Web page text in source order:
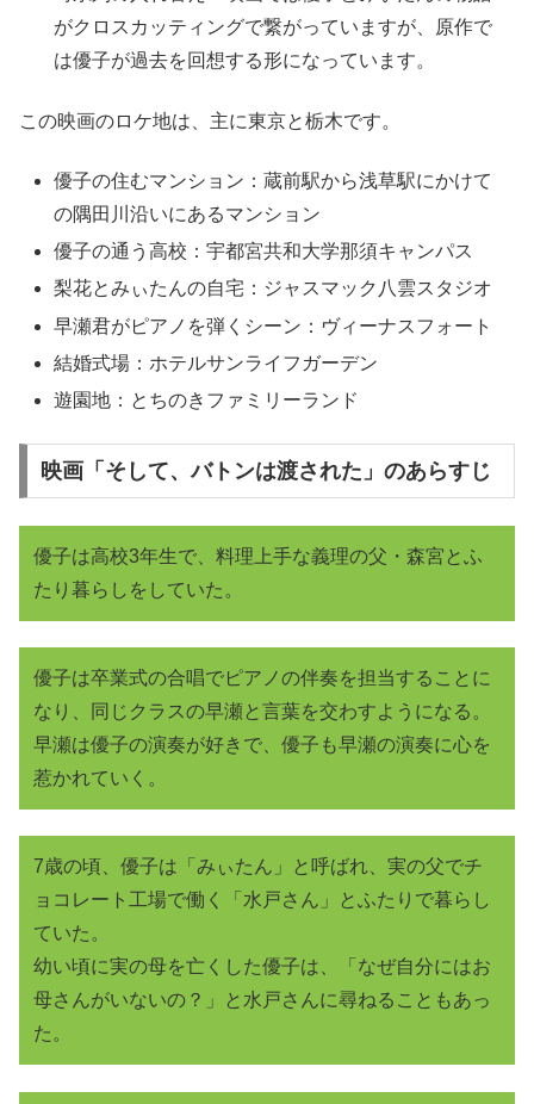
がクロスカッティングで繋がっていますが、原作で
は優子が過去を回想する形になっています。
この映画のロケ地は、主に東京と栃木です。
優子の住むマンション：蔵前駅から浅草駅にかけて
の隅田川沿いにあるマンション
優子の通う高校：宇都宮共和大学那須キャンパス
梨花とみぃたんの自宅：ジャスマック八雲スタジオ
早瀬君がピアノを弾くシーン：ヴィーナスフォート
結婚式場：ホテルサンライフガーデン
遊園地：とちのきファミリーランド
映画「そして、バトンは渡された」のあらすじ
優子は高校3年生で、料理上手な義理の父・森宮とふ
たり暮らしをしていた。
優子は卒業式の合唱でピアノの伴奏を担当することに
なり、同じクラスの早瀬と言葉を交わすようになる。
早瀬は優子の演奏が好きで、優子も早瀬の演奏に心を
惹かれていく。
7歳の頃、優子は「みぃたん」と呼ばれ、実の父でチ
ョコレート工場で働く「水戸さん」とふたりで暮らし
ていた。
幼い頃に実の母を亡くした優子は、「なぜ自分にはお
母さんがいないの？」と水戸さんに尋ねることもあっ
た。